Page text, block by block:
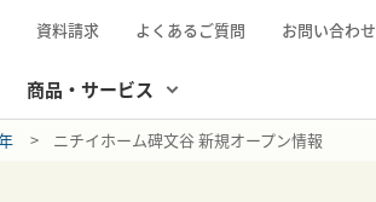
商品・サービス
資料請求 よくあるご質問 お問い合わせ
ニチイホーム碑文谷 新規オープン情報